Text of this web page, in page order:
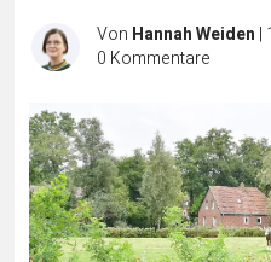
Von Hannah Weiden |
0 Kommentare